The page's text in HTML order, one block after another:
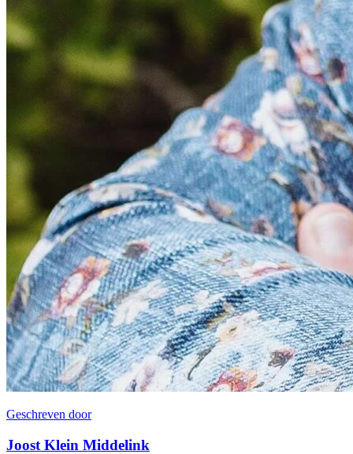
Geschreven door
Joost Klein Middelink